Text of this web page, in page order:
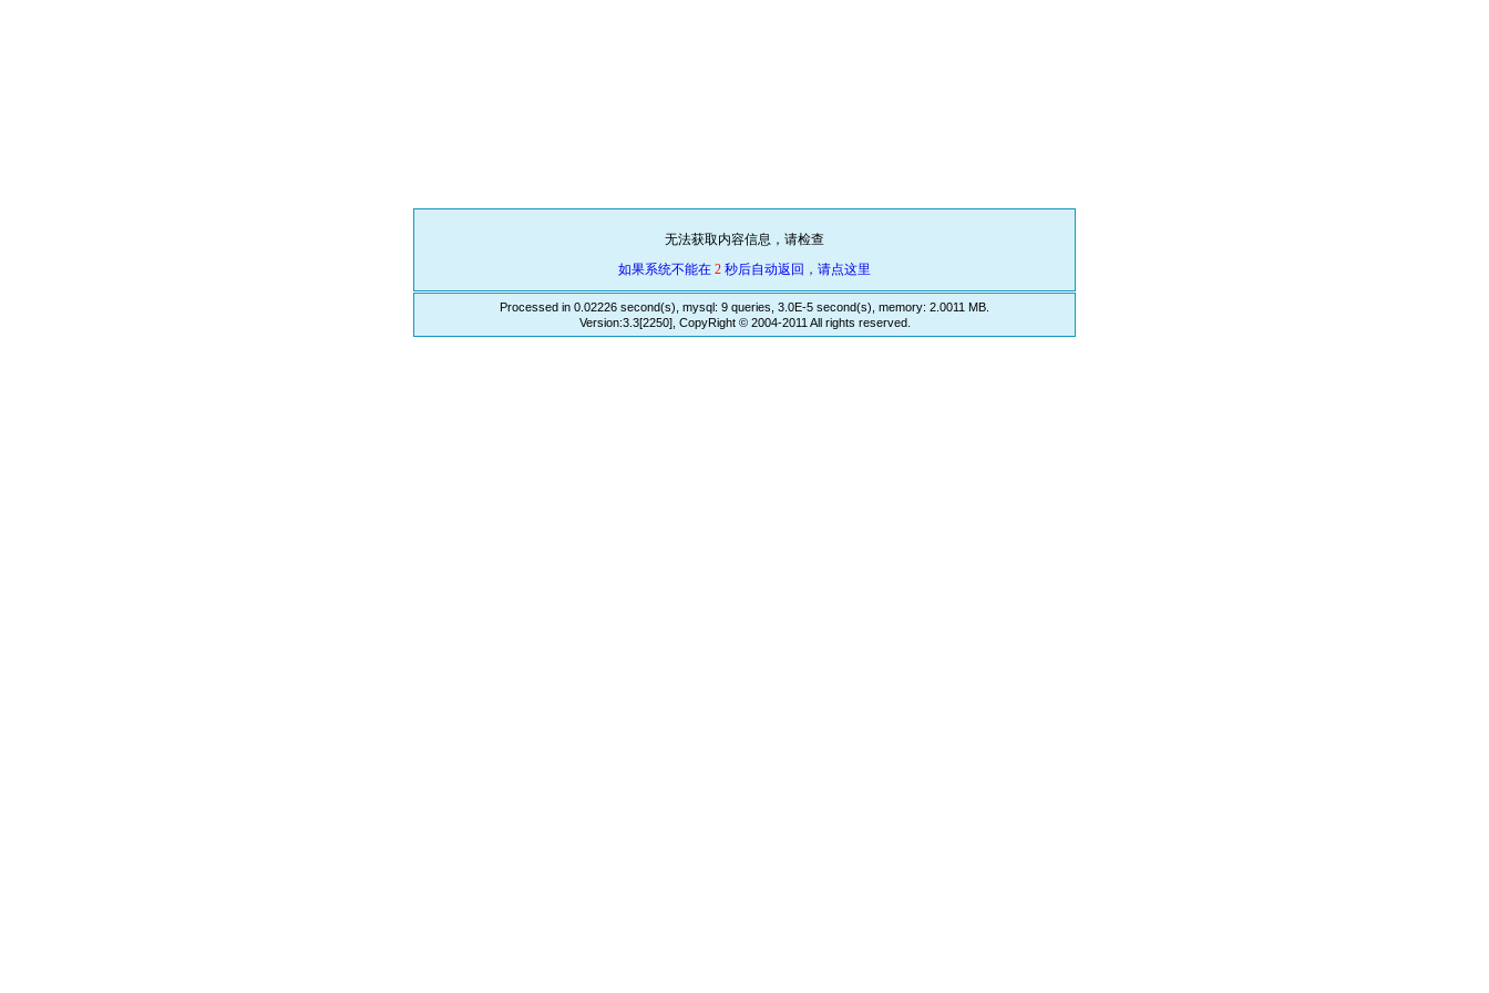
无法获取内容信息，请检查
如果系统不能在 2 秒后自动返回，请点这里
Processed in 0.02226 second(s), mysql: 9 queries, 3.0E-5 second(s), memory: 2.0011 MB.
Version:3.3[2250], CopyRight © 2004-2011 All rights reserved.